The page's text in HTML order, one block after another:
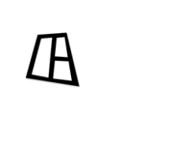
contenido